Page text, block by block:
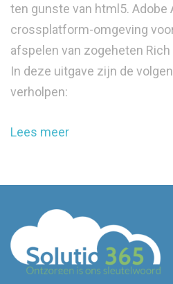
ten gunste van html5. Adobe
crossplatform-omgeving
afspelen van zogeheten
In deze uitgave zijn de
verholpen:
Lees meer